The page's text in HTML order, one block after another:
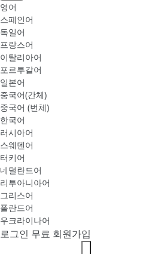
영어
스페인어
독일어
프랑스어
이탈리아어
포르투갈어
일본어
중국어(간체)
중국어 (번체)
한국어
러시아어
스웨덴어
터키어
네덜란드어
리투아니아어
그리스어
폴란드어
우크라이나어
로그인 무료 회원가입